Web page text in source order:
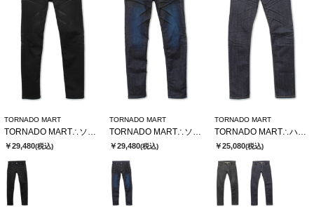
TORNADO MART
TORNADO MART∴ソフトヴィンテージスリムデニム
￥29,480(税込)
TORNADO MART
TORNADO MART∴ソフトヴィンテージスリムデニム
￥29,480(税込)
TORNADO MART
TORNADO MART∴ハイブリッドリジットデニム
￥25,080(税込)